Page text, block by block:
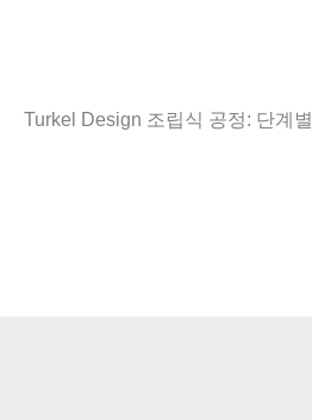
Turkel Design 조립식 공정: 단계별